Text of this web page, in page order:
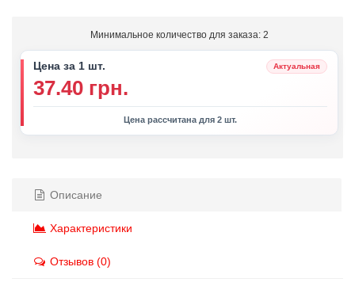
Минимальное количество для заказа: 2
Цена за 1 шт. Актуальная
37.40 грн.
Цена рассчитана для 2 шт.
Описание
Характеристики
Отзывов (0)